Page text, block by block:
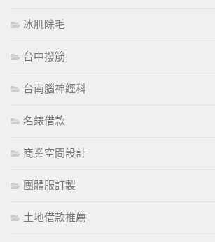
冰肌除毛
台中撥筋
台南腦神經科
名錶借款
商業空間設計
團體服訂製
土地借款推薦